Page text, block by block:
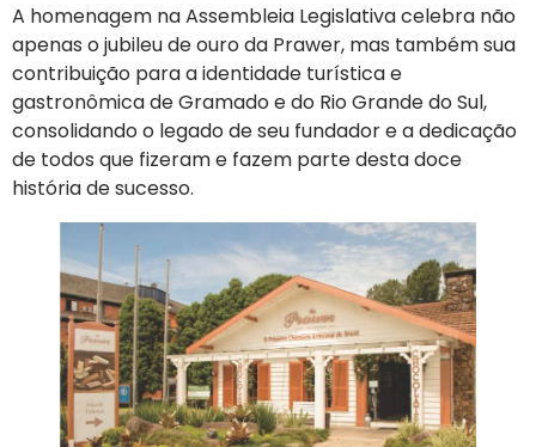
A homenagem na Assembleia Legislativa celebra não
apenas o jubileu de ouro da Prawer, mas também sua
contribuição para a identidade turística e
gastronômica de Gramado e do Rio Grande do Sul,
consolidando o legado de seu fundador e a dedicação
de todos que fizeram e fazem parte desta doce
história de sucesso.